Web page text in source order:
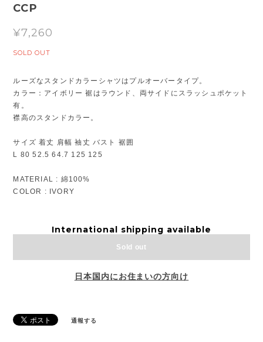
CCP
¥7,260
SOLD OUT
ルーズなスタンドカラーシャツはプルオーバータイプ。
カラー：アイボリー 裾はラウンド、両サイドにスラッシュポケット
有。
襟高のスタンドカラー。
サイズ 着丈 肩幅 袖丈 バスト 裾囲
L 80 52.5 64.7 125 125
MATERIAL : 綿100%
COLOR : IVORY
International shipping available
Sold out
日本国内にお住まいの方向け
通報する